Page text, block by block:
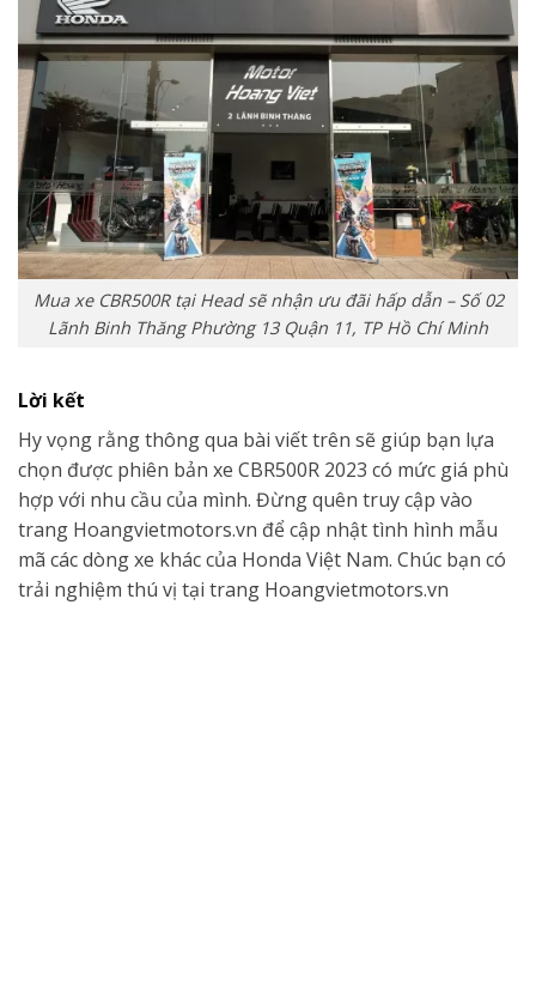
Mua xe CBR500R tại Head sẽ nhận ưu đãi hấp dẫn – Số 02
Lãnh Binh Thăng Phường 13 Quận 11, TP Hồ Chí Minh
Lời kết
Hy vọng rằng thông qua bài viết trên sẽ giúp bạn lựa
chọn được phiên bản xe CBR500R 2023 có mức giá phù
hợp với nhu cầu của mình. Đừng quên truy cập vào
trang Hoangvietmotors.vn để cập nhật tình hình mẫu
mã các dòng xe khác của Honda Việt Nam. Chúc bạn có
trải nghiệm thú vị tại trang Hoangvietmotors.vn